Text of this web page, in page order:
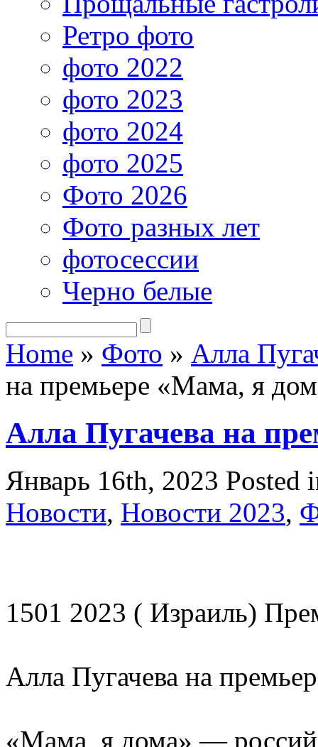
Ретро фото
фото 2022
фото 2023
фото 2024
фото 2025
Фото 2026
Фото разных лет
фотосессии
Черно белые
Home » Фото » Алла
на премьере «Мама, я
Алла Пугачева на
Январь 16th, 2023 Posted
Новости, Новости 2023,
1501 2023 ( Израиль)
Алла Пугачева на
«Мама, я дома» —